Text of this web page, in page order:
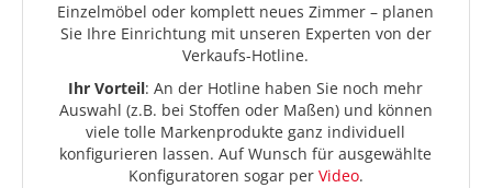
Einzelmöbel oder komplett neues Zimmer – planen
Sie Ihre Einrichtung mit unseren Experten von der
Verkaufs-Hotline.
Ihr Vorteil: An der Hotline haben Sie noch mehr
Auswahl (z.B. bei Stoffen oder Maßen) und können
viele tolle Markenprodukte ganz individuell
konfigurieren lassen. Auf Wunsch für ausgewählte
Konfiguratoren sogar per Video.